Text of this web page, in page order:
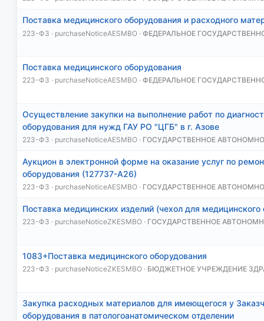
Поставка медицинского оборудования и расходного
223-ФЗ · purchaseNoticeAESMBO · ФЕДЕРАЛЬНОЕ
Поставка медицинского оборудования
223-ФЗ · purchaseNoticeAESMBO · ФЕДЕРАЛЬНОЕ
Осуществление закупки на выполнение работ по
оборудования для нужд ГАУ РО "ЦГБ" в г. Азове
223-ФЗ · purchaseNoticeAESMBO · ГОСУДАРСТВЕННОЕ
Аукцион в электронной форме на оказание услуг по
оборудования (127737-А26)
223-ФЗ · purchaseNoticeAESMBO · ГОСУДАРСТВЕННОЕ
Поставка медицинских изделий (чехол для медицинского
223-ФЗ · purchaseNoticeZKESMBO · ГОСУДАРСТВЕННОЕ
1083+Поставка медицинского оборудования
223-ФЗ · purchaseNoticeZKESMBO · БЮДЖЕТНОЕ УЧРЕЖДЕНИЕ
Закупка расходных материалов для имеющегося у
оборудования в патологоанатомическом отделении